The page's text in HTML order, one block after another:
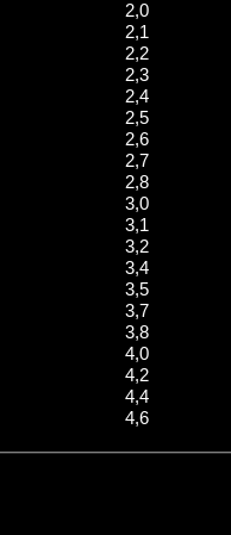
2,0
2,1
2,2
2,3
2,4
2,5
2,6
2,7
2,8
3,0
3,1
3,2
3,4
3,5
3,7
3,8
4,0
4,2
4,4
4,6